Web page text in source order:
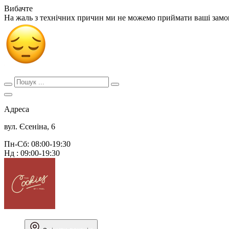
Вибачте
На жаль з технічних причин ми не можемо приймати ваші
Адреса
вул. Єсеніна, 6
Пн-Сб: 08:00-19:30
Нд : 09:00-19:30